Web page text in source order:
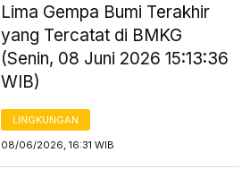
Lima Gempa Bumi Terakhir
yang Tercatat di BMKG
(Senin, 08 Juni 2026 15:13:36
WIB)
LINGKUNGAN
08/06/2026, 16:31 WIB